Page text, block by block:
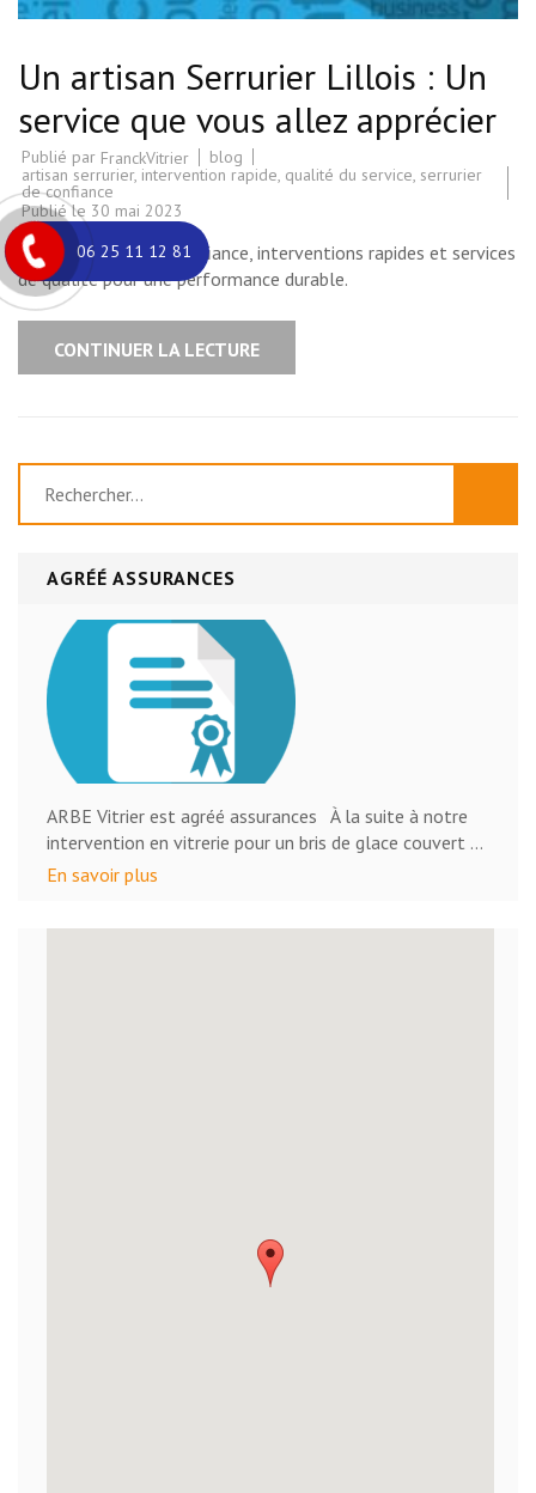
Un artisan Serrurier Lillois : Un
service que vous allez apprécier
Publié par FranckVitrier
blog
artisan serrurier, intervention rapide, qualité du service, serrurier
de confiance
Publié le 30 mai 2023
Artisan serrurier de confiance, interventions rapides et services
de qualité pour une performance durable.
CONTINUER LA LECTURE
AGRÉÉ ASSURANCES
ARBE Vitrier est agréé assurances À la suite à notre
intervention en vitrerie pour un bris de glace couvert …
En savoir plus
06 25 11 12 81